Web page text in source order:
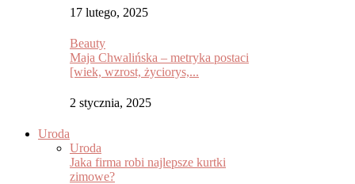
17 lutego, 2025
Beauty
Maja Chwalińska – metryka postaci
[wiek, wzrost, życiorys,...
2 stycznia, 2025
Uroda
Uroda
Jaka firma robi najlepsze kurtki
zimowe?